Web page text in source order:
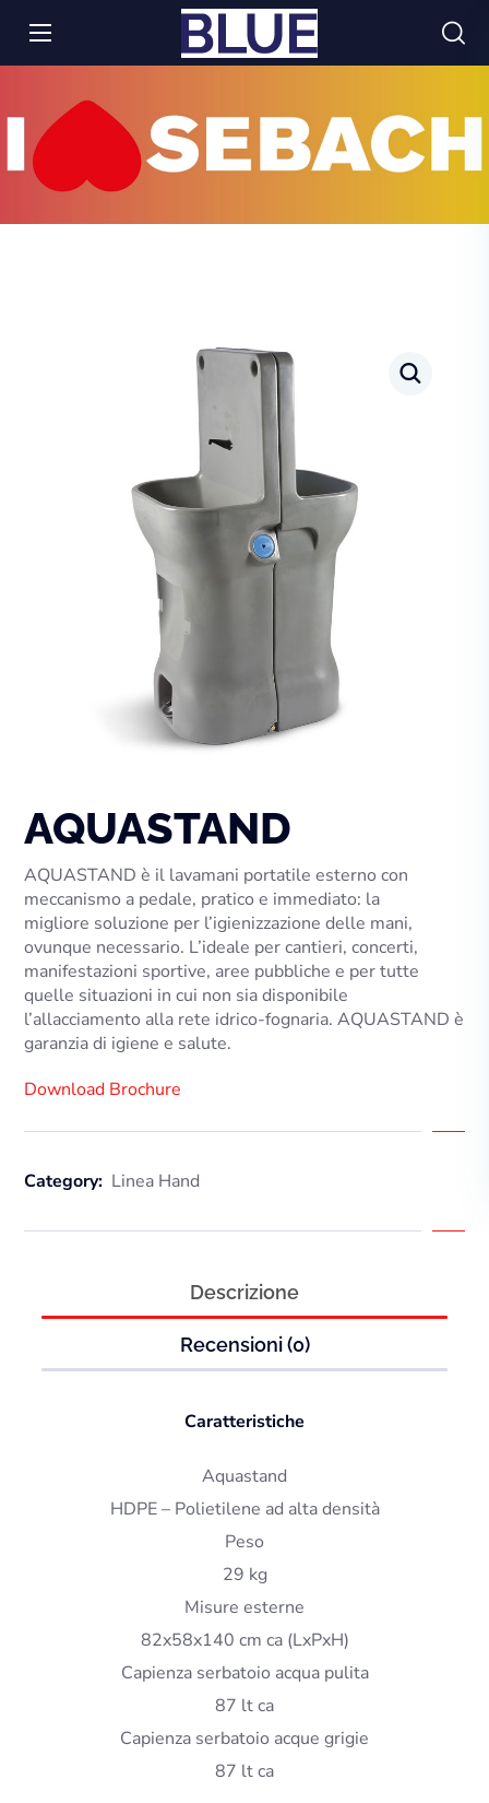
AQUASTAND
AQUASTAND è il lavamani portatile esterno con
meccanismo a pedale, pratico e immediato: la
migliore soluzione per l’igienizzazione delle mani,
ovunque necessario. L’ideale per cantieri, concerti,
manifestazioni sportive, aree pubbliche e per tutte
quelle situazioni in cui non sia disponibile
l’allacciamento alla rete idrico-fognaria.AQUASTAND è
garanzia di igiene e salute.
Download Brochure
Category: Linea Hand
Descrizione
Recensioni (0)
Caratteristiche
Aquastand
HDPE – Polietilene ad alta densità
Peso
29 kg
Misure esterne
82x58x140 cm ca (LxPxH)
Capienza serbatoio acqua pulita
87 lt ca
Capienza serbatoio acque grigie
87 lt ca